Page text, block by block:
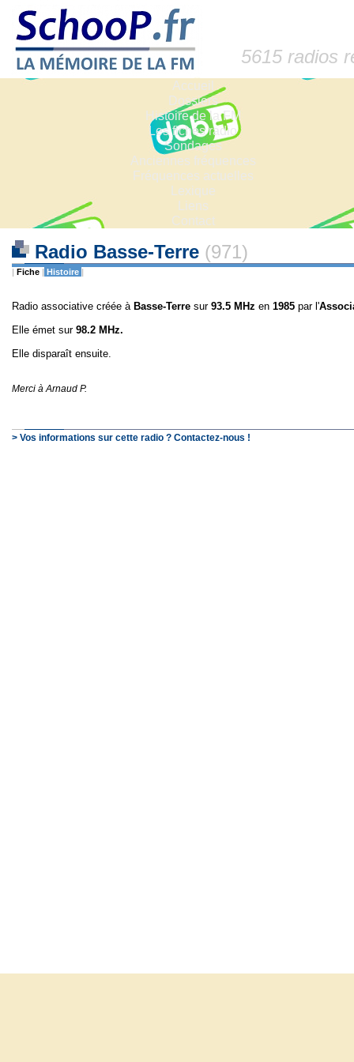
5615 radios
Accueil
Dossiers
Histoire de la FM
Les fiches radio
Sondages
Anciennes fréquences
Fréquences actuelles
Lexique
Liens
Contact
Radio Basse-Terre (971)
| Fiche | Histoire |
Radio associative créée à Basse-Terre sur93.5 MHz en 1985 par l'
Elle émet sur 98.2 MHz.
Elle disparaît ensuite.
Merci à Arnaud P.
> Vos informations sur cette radio ? Contactez-nous !